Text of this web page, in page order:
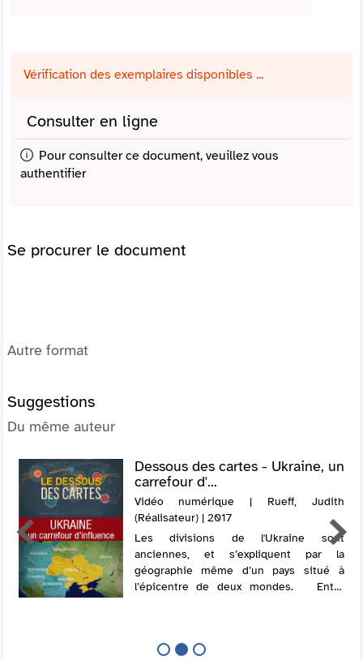
Vérification des exemplaires disponibles ...
Consulter en ligne
Pour consulter ce document, veuillez vous
authentifier
Se procurer le document
Autre format
Suggestions
Du même auteur
Dessous des cartes - Ukraine, un
carrefour d'...
Vidéo numérique | Rueff, Judith
(Réalisateur) | 2017
Les divisions de l'Ukraine sont
anciennes, et s’expliquent par la
géographie même d’un pays situé à
l’épicentre de deux mondes. Entre